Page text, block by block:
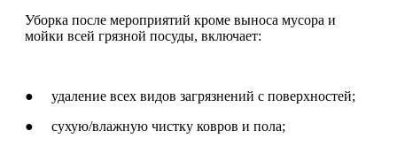
Уборка после мероприятий кроме выноса мусора и
мойки всей грязной посуды, включает:
● удаление всех видов загрязнений с поверхностей;
● сухую/влажную чистку ковров и пола;